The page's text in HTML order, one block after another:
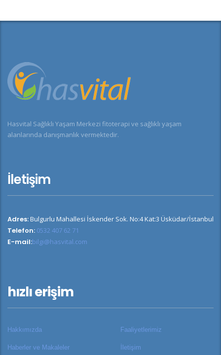
Hasvital Sağlıklı Yaşam Merkezi fitoterapi ve sağlıklı yaşam
alanlarında danışmanlık vermektedir.
İletişim
Adres:Bulgurlu Mahallesi İskender Sok. No:4 Kat:3 Üsküdar/İstanbul
Telefon: 0532 407 62 71
E-mail:bilgi@hasvital.com
hızlı erişim
Hakkımızda Faaliyetlerimiz
Haberler ve Makaleler İletişim